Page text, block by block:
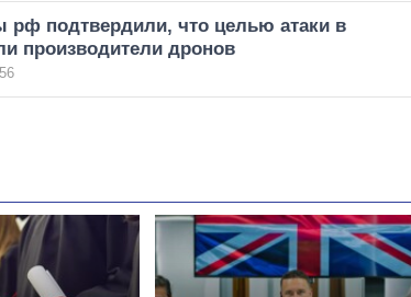
рф подтвердили, что целью атаки в
производители дронов